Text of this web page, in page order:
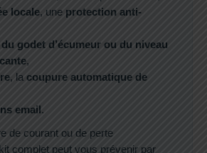
locale, une protection anti-
godet d’écumeur ou du niveau
,
, la coupure automatique de
email.
de courant ou de perte
complet peut vous prévenir par